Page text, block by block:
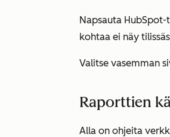
Napsauta HubSpot-
kohtaa ei näy
Valitse vasemman
Raporttien
Alla on ohjeita